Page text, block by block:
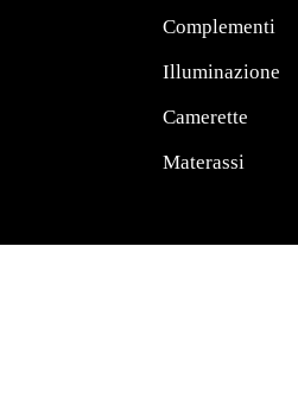
Complementi
Illuminazione
Camerette
Materassi